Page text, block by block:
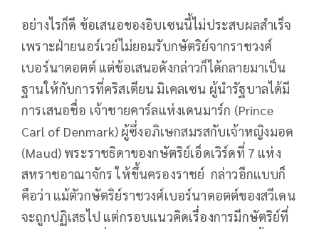
อย่างไรก็ดี ข้อเสนอของอิบเซนนี้ไม่ประสบผลสำเร็จ
เพราะฝ่ายนอร์เวย์ไม่ยอมรับกษัตริย์จากราชวงศ์
เบอร์นาดอตต์ แต่ข้อเสนอดังกล่าวก็ได้กลายมาเป็น
ฐานให้กับการที่คริสเตียน มิเคลเซน ผู้นำรัฐบาลได้มี
การเสนอชื่อ เจ้าชายคาร์ลแห่งเดนมาร์ก (Prince
Carl of Denmark) ผู้ซึ่งอภิเษกสมรสกับเจ้าหญิงมอด
(Maud) พระราชธิดาของกษัตริย์เอ็ดเวิร์ดที่ 7 แห่ง
สหราชอาณาจักร ให้ขึ้นครองราชย์ กล่าวอีกแบบก็
คือว่า แม้ตัวกษัตริย์ราชวงศ์เบอร์นาดอตต์ของสวีเดน
จะถูกปฏิเสธไป แต่กรอบแนวคิดเรื่องการมีกษัตริย์ที่